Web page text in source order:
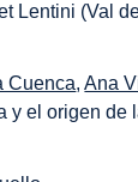
Lentini (Val
Cuenca,Ana
y el origen de